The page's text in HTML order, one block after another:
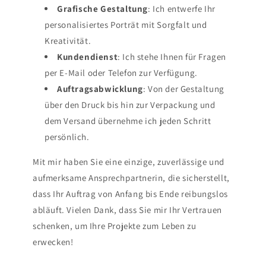
Grafische Gestaltung: Ich entwerfe Ihr
personalisiertes Porträt mit Sorgfalt und
Kreativität.
Kundendienst: Ich stehe Ihnen für Fragen
per E-Mail oder Telefon zur Verfügung.
Auftragsabwicklung: Von der Gestaltung
über den Druck bis hin zur Verpackung und
dem Versand übernehme ich jeden Schritt
persönlich.
Mit mir haben Sie eine einzige, zuverlässige und
aufmerksame Ansprechpartnerin, die sicherstellt,
dass Ihr Auftrag von Anfang bis Ende reibungslos
abläuft. Vielen Dank, dass Sie mir Ihr Vertrauen
schenken, um Ihre Projekte zum Leben zu
erwecken!